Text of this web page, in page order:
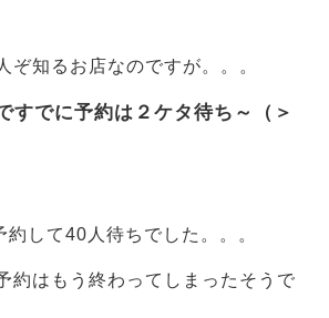
ぞ知るお店なのですが。。。
すでに予約は２ケタ待ち～（＞
して40人待ちでした。。。
約はもう終わってしまったそうで